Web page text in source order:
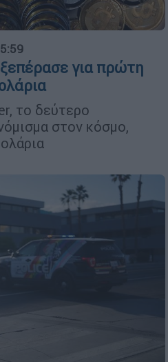
για πρώτη
το δεύτερο
στον κόσμο,